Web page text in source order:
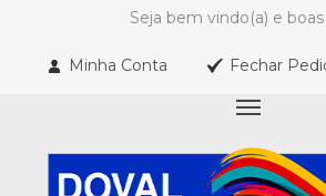
Seja bem vindo(a) e
Minha Conta Fechar